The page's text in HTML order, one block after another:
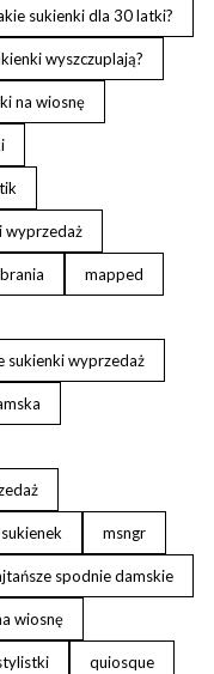
sukienki dla 30 latki?
wyszczuplają?
na wiosnę
wyprzedaż
mapped
sukienki wyprzedaż
msngr
spodnie damskie
wiosnę
quiosque